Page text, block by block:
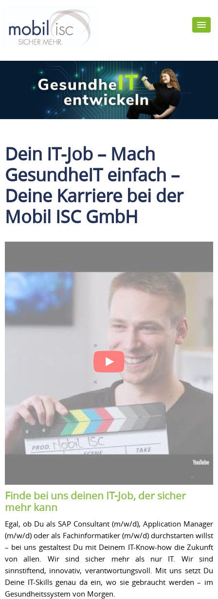
Dein IT-Job – Mach
GesundheIT einfach –
Deine Karriere bei der
Mobil ISC GmbH
Finde bei uns deinen IT-Job, der sicher
mehr kann
Egal, ob Du als SAP Consultant (m/w/d), Application Manager
(m/w/d) oder als Fachinformatiker (m/w/d) durchstarten willst
– bei uns gestaltest Du mit Deinem IT-Know-how die Zukunft
von allen. Wir sind sicher mehr als nur IT. Wir sind
sinnstiftend, innovativ, verantwortungsvoll. Mit uns setzt Du
Deine IT-Skills genau da ein, wo sie gebraucht werden – im
Gesundheitssystem von Morgen.